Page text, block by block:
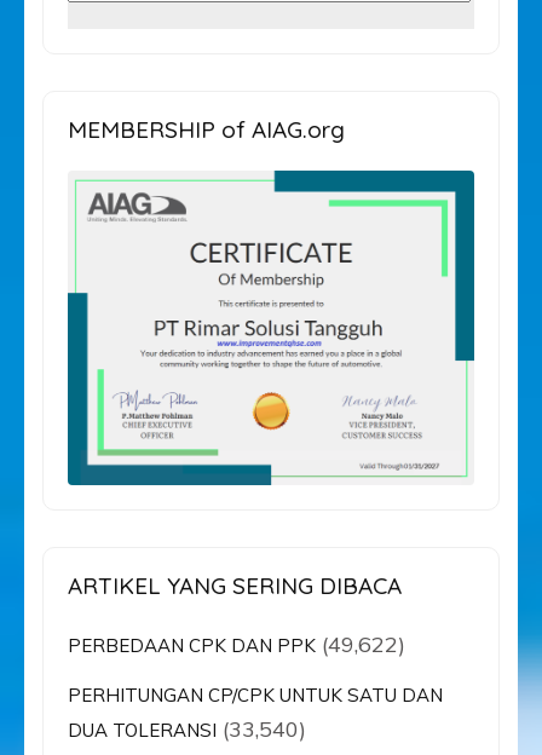
MEMBERSHIP of AIAG.org
ARTIKEL YANG SERING DIBACA
PERBEDAAN CPK DAN PPK (49,622)
PERHITUNGAN CP/CPK UNTUK SATU DAN
DUA TOLERANSI (33,540)